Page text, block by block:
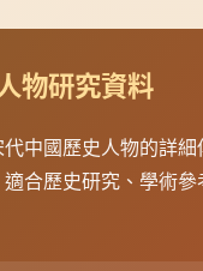
物研究資料
中國歷史人物的詳細